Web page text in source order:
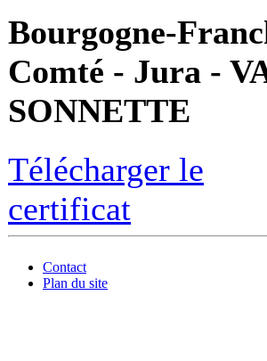
Bourgogne-
Comté - Jura -
SONNETTE
Télécharger le
certificat
Contact
Plan du site